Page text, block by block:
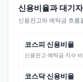
신용비율과 대기
신용잔고와 예탁금 흐름
코스피 신용비율
신용잔고·예탁금·지수
코스닥 신용비율